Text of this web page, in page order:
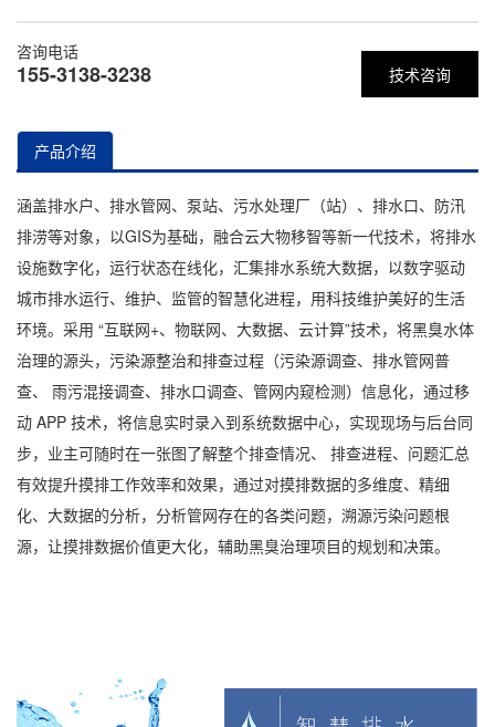
技术咨询
咨询电话
155-3138-3238
产品介绍
涵盖排水户、排水管网、泵站、污水处理厂（站）、排水口、防汛
排涝等对象，以GIS为基础，融合云大物移智等新一代技术，将排水
设施数字化，运行状态在线化，汇集排水系统大数据，以数字驱动
城市排水运行、维护、监管的智慧化进程，用科技维护美好的生活
环境。采用 “互联网+、物联网、大数据、云计算”技术，将黑臭水体
治理的源头，污染源整治和排查过程（污染源调查、排水管网普
查、 雨污混接调查、排水口调查、管网内窥检测）信息化，通过移
动 APP 技术，将信息实时录入到系统数据中心，实现现场与后台同
步，业主可随时在一张图了解整个排查情况、 排查进程、问题汇总
有效提升摸排工作效率和效果，通过对摸排数据的多维度、精细
化、大数据的分析，分析管网存在的各类问题，溯源污染问题根
源，让摸排数据价值更大化，辅助黑臭治理项目的规划和决策。